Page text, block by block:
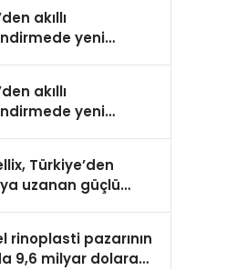
akıllı
yeni
akıllı
yeni
Türkiye’den
uzanan güçlü
rinoplasti pazarının
9,6 milyar dolara